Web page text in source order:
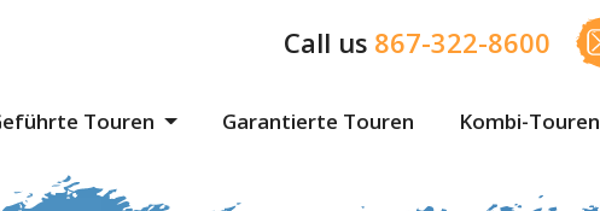
Call us 867-322-8600
Touren Garantierte Touren Kombi-Touren